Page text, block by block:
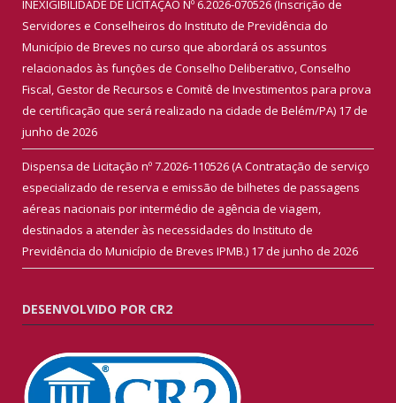
INEXIGIBILIDADE DE LICITAÇÃO Nº 6.2026-070526 (Inscrição de
Servidores e Conselheiros do Instituto de Previdência do
Município de Breves no curso que abordará os assuntos
relacionados às funções de Conselho Deliberativo, Conselho
Fiscal, Gestor de Recursos e Comitê de Investimentos para prova
de certificação que será realizado na cidade de Belém/PA) 17 de
junho de 2026
Dispensa de Licitação nº 7.2026-110526 (A Contratação de serviço
especializado de reserva e emissão de bilhetes de passagens
aéreas nacionais por intermédio de agência de viagem,
destinados a atender às necessidades do Instituto de
Previdência do Município de Breves IPMB.) 17 de junho de 2026
DESENVOLVIDO POR CR2